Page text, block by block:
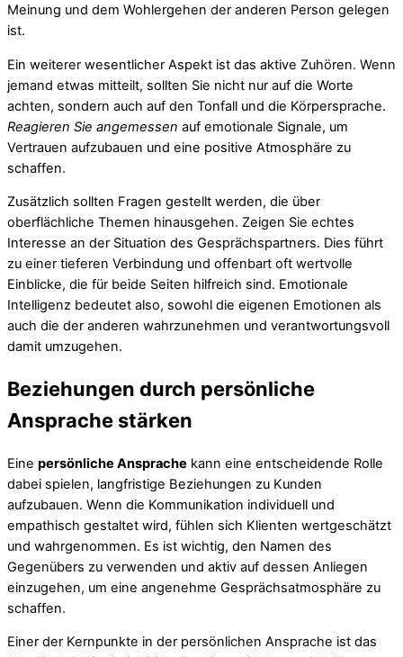
Meinung und dem Wohlergehen der anderen Person gelegen
ist.
Ein weiterer wesentlicher Aspekt ist das aktive Zuhören. Wenn
jemand etwas mitteilt, sollten Sie nicht nur auf die Worte
achten, sondern auch auf den Tonfall und die Körpersprache.
Reagieren Sie angemessen auf emotionale Signale, um
Vertrauen aufzubauen und eine positive Atmosphäre zu
schaffen.
Zusätzlich sollten Fragen gestellt werden, die über
oberflächliche Themen hinausgehen. Zeigen Sie echtes
Interesse an der Situation des Gesprächspartners. Dies führt
zu einer tieferen Verbindung und offenbart oft wertvolle
Einblicke, die für beide Seiten hilfreich sind. Emotionale
Intelligenz bedeutet also, sowohl die eigenen Emotionen als
auch die der anderen wahrzunehmen und verantwortungsvoll
damit umzugehen.
Beziehungen durch persönliche
Ansprache stärken
Eine persönliche Ansprache kann eine entscheidende Rolle
dabei spielen, langfristige Beziehungen zu Kunden
aufzubauen. Wenn die Kommunikation individuell und
empathisch gestaltet wird, fühlen sich Klienten wertgeschätzt
und wahrgenommen. Es ist wichtig, den Namen des
Gegenübers zu verwenden und aktiv auf dessen Anliegen
einzugehen, um eine angenehme Gesprächsatmosphäre zu
schaffen.
Einer der Kernpunkte in der persönlichen Ansprache ist das